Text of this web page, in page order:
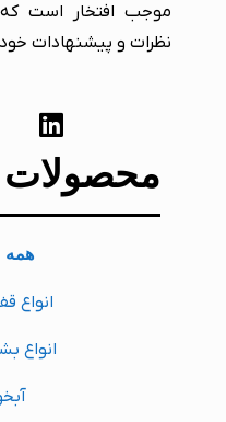
موجب افتخار است
نظرات و پیشنهادات خود
محصولات
همه
انواع
انواع